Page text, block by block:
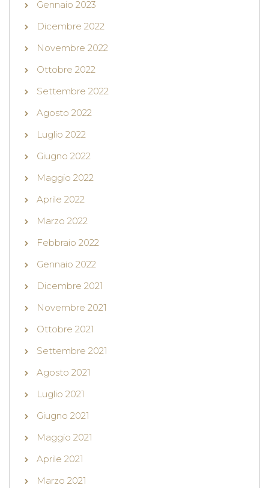
Gennaio 2023
Dicembre 2022
Novembre 2022
Ottobre 2022
Settembre 2022
Agosto 2022
Luglio 2022
Giugno 2022
Maggio 2022
Aprile 2022
Marzo 2022
Febbraio 2022
Gennaio 2022
Dicembre 2021
Novembre 2021
Ottobre 2021
Settembre 2021
Agosto 2021
Luglio 2021
Giugno 2021
Maggio 2021
Aprile 2021
Marzo 2021